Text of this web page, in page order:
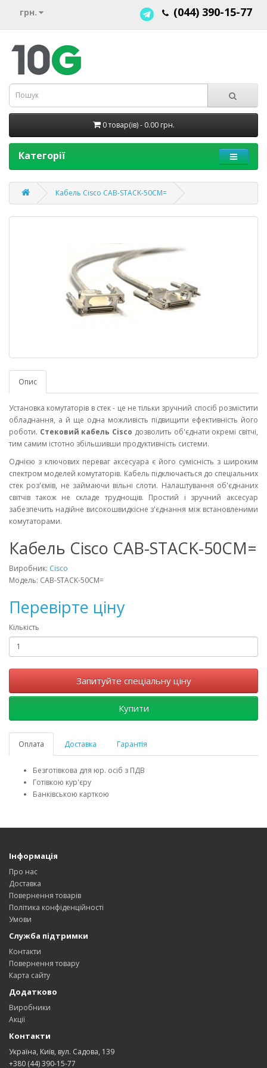
грн. (044) 390-15-77
0 товар(ів) - 0.00 грн.
Категорії
Кабель Cisco CAB-STACK-50CM=
Опис
Установка комутаторів в стек - це не тільки зручний спосіб розмістити
обладнання, а й ще одна можливість підвищити ефективність його
роботи. Стековий кабель Cisco дозволить об'єднати окремі світчі,
тим самим істотно збільшивши продуктивність системи.
Однією з ключових переваг аксесуара є його сумісність з широким
спектром моделей комутаторів. Кабель підключається до спеціальних
стек роз'ємів, не займаючи вільні слоти. Налаштування об'єднаних
світчів також не складе труднощів. Простий і зручний аксесуар
забезпечить надійне високошвидкісне з'єднання між встановленими
комутаторами.
Кабель Cisco CAB-STACK-50CM=
Виробник: Cisco
Модель: CAB-STACK-50CM=
Перевірте ціну
Кількість
Запитуйте спеціальну ціну
Купити
Оплата Доставка Гарантія
Безготівкова для юр. осіб з ПДВ
Готівкою кур'єру
Банківською карткою
Інформація
Про нас
Доставка
Повернення товарів
Політика конфіденційності
Умови
Служба підтримки
Контакти
Повернення товару
Карта сайту
Додатково
Виробники
Акції
Контакти
Україна, Київ, вул. Садова, 139
+380 (44) 390-15-77